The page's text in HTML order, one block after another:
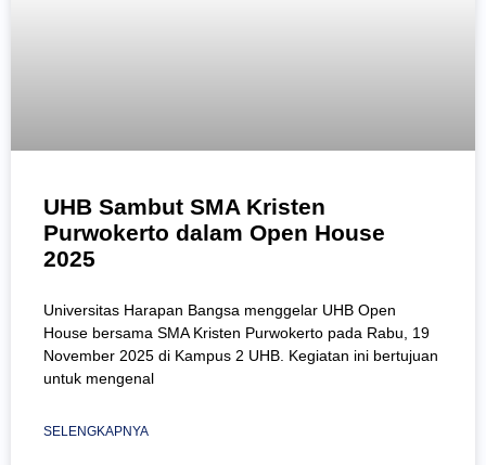
UHB Sambut SMA Kristen
Purwokerto dalam Open House
2025
Universitas Harapan Bangsa menggelar UHB Open
House bersama SMA Kristen Purwokerto pada Rabu, 19
November 2025 di Kampus 2 UHB. Kegiatan ini bertujuan
untuk mengenal
SELENGKAPNYA